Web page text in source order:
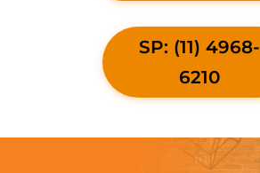
SP: (11) 4968-
6210